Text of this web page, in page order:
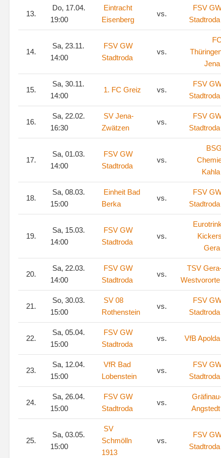
13.
Do, 17.04.
19:00
Eintracht
Eisenberg
vs.
FSV
Stadtroda
14.
Sa, 23.11.
14:00
FSV GW
Stadtroda
vs.
Jena
15.
Sa, 30.11.
14:00
1. FC Greiz vs.
FSV
Stadtroda
16.
Sa, 22.02.
16:30
SV Jena-
Zwätzen
vs.
FSV
Stadtroda
17.
Sa, 01.03.
14:00
FSV GW
Stadtroda
vs.
Kahla
18.
Sa, 08.03.
15:00
Einheit Bad
Berka
vs.
FSV
Stadtroda
19.
Sa, 15.03.
14:00
FSV GW
Stadtroda
vs.
Gera
20.
Sa, 22.03.
14:00
FSV GW
Stadtroda
vs.
TSV
Westvororte
21.
So, 30.03.
15:00
SV 08
Rothenstein
vs.
FSV
Stadtroda
22.
Sa, 05.04.
15:00
FSV GW
Stadtroda
vs. VfB Apolda
23.
Sa, 12.04.
15:00
VfR Bad
Lobenstein
vs.
FSV
Stadtroda
24.
Sa, 26.04.
15:00
FSV GW
Stadtroda
vs.
Angstedt
25.
Sa, 03.05.
15:00
SV
Schmölln
1913
vs.
FSV
Stadtroda